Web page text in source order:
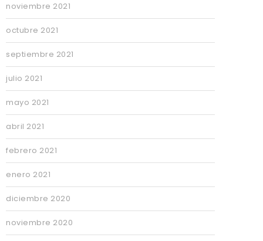
noviembre 2021
octubre 2021
septiembre 2021
julio 2021
mayo 2021
abril 2021
febrero 2021
enero 2021
diciembre 2020
noviembre 2020